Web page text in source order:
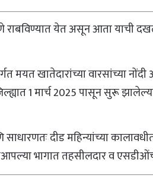
येत असून आता याची
मयत खातेदारांच्या वारसांच्या
1 मार्च 2025 पासून सुरू
दीड महिन्यांच्या
भागात तहसीलदार व